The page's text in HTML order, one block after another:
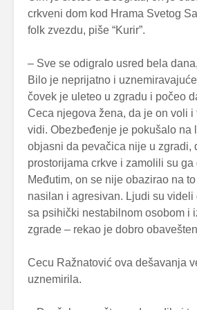
crkveni dom kod Hrama Svetog
folk zvezdu, piše “Kurir”.
– Sve se odigralo usred bela
Bilo je neprijatno i
čovek je uleteo u zgradu i počeo
Ceca njegova žena, da je on voli i
vidi. Obezbeđenje je pokušalo na
objasni da pevačica nije u zgradi,
prostorijama crkve i zamolili su ga
Međutim, on se nije obazirao na
nasilan i agresivan. Ljudi su videli
sa psihički nestabilnom osobom i
zgrade – rekao je dobro
Cecu Ražnatović ova dešavanja
uznemirila.